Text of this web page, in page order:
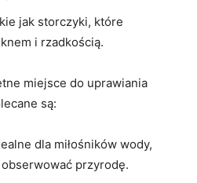
jak ‌storczyki, które
i⁣ rzadkością.
miejsce do uprawiania
są:
dla‍ miłośników wody,
przyrodę.